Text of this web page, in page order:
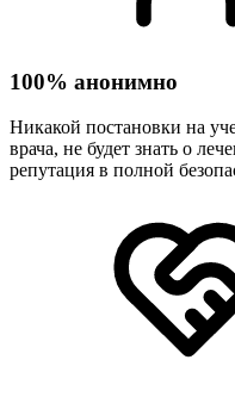
100% анонимно
Никакой постановки на
врача, не будет знать о
репутация в полной